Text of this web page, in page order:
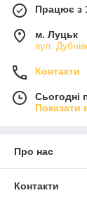
Працює з
м. Луцьк
вул.
Контакти
Сьогодні
Показати
Про нас
Контакти